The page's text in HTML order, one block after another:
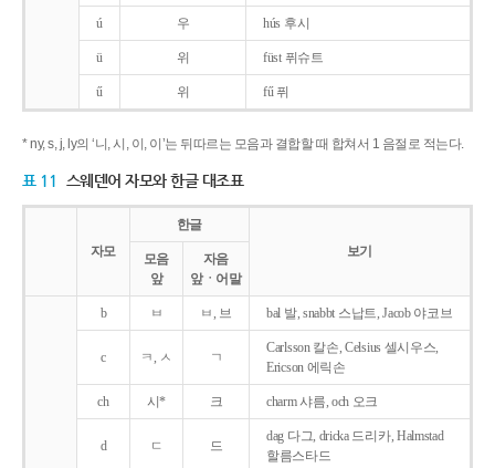
ú 우 hús 후시
ü 위 füst 퓌슈트
ű 위 fű 퓌
* ny, s, j, ly의 ‘니, 시, 이, 이’는 뒤따르는 모음과 결합할 때 합쳐서 1 음절로 적는다.
표 11 스웨덴어 자모와 한글 대조표
자모
한글
보기
모음
앞
자음
앞ㆍ어말
b ㅂ ㅂ, 브 bal 발, snabbt 스납트, Jacob 야코브
c ㅋ, ㅅ ㄱ
Carlsson 칼손, Celsius 셀시우스,
Ericson 에릭손
ch 시* 크 charm 샤름, och 오크
d ㄷ 드
dag 다그, dricka 드리카, Halmstad
할름스타드